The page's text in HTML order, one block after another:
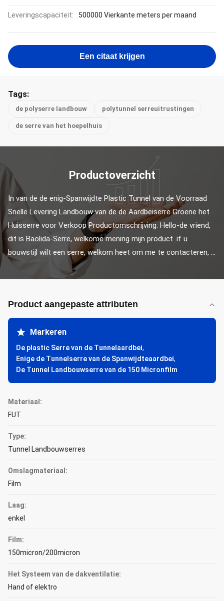
Leveringscapaciteit: 500000 Vierkante meters per maand
Een citaat krijgen
Tags:
de polyserre landbouw polytunnel serreuitrustingen
de serre van het hoepelhuis
Productoverzicht
In van de de enig-Spanwijdte Plastic Tunnel van de Voorraad
Snelle Levering Landbouw van de de Aardbeiserre Groene het
Huisserre voor Verkoop Productomschrijving: Hello-de vriend,
dit is Baolida-Serre, welkome mening mijn product .if u
bouwstijl wilt een serre, welkom heet om me te contacteren, ...
Product aangepaste attributen
Markeren
De plastic Serre van de Tunnelaardbei,
Enige de Tunnelserre van de Spanwijdteaardbei,
De Tunnel Landbouwserre van de 150 Micronfilm
Materiaal:
FUT
Type:
Tunnel Landbouwserres
Omslagmateriaal:
Film
Laag:
enkel
Film:
150micron/200micron
Het Systeem van de dakventilatie:
Hand of elektro